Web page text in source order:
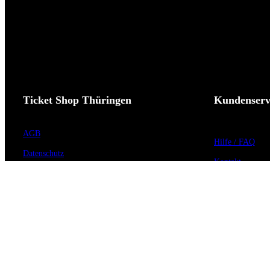
Ticket Shop Thüringen
AGB
Datenschutz
Hilfe / FAQ
Kontakt